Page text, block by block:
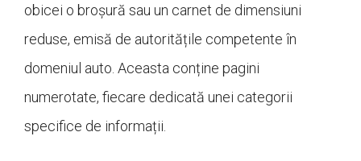
obicei o broșură sau un carnet de dimensiuni
reduse, emisă de autoritățile competente în
domeniul auto. Aceasta conține pagini
numerotate, fiecare dedicată unei categorii
specifice de informații.